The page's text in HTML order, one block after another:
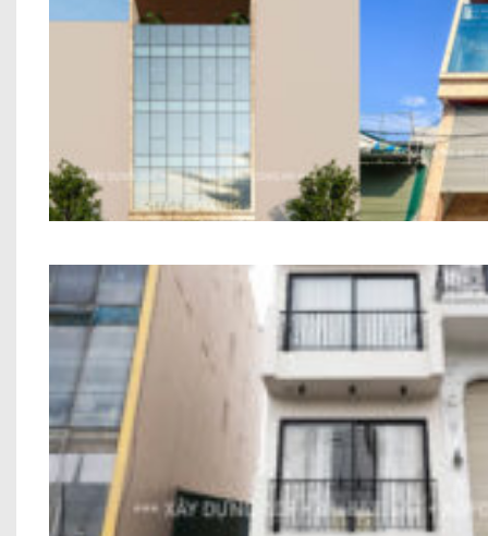
Nhà Ở Kết Hợp Văn Phòng Anh Phùng
Công Trình Nhà Phố Hiện Đại 6 Tầng Anh